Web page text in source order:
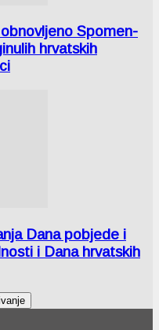
Spomen-
hrvatskih
Dana pobjede i
i Dana hrvatskih